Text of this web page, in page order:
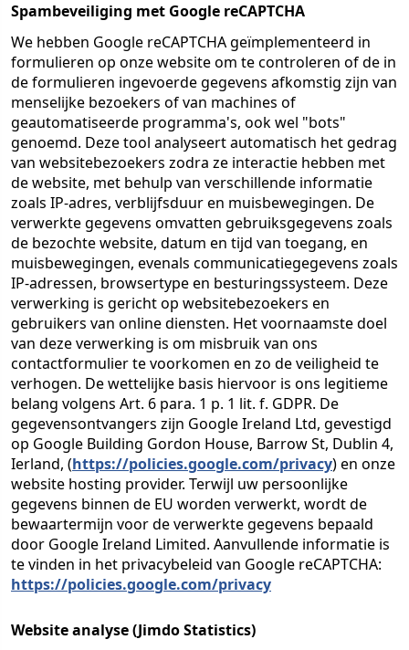
Spambeveiliging met Google reCAPTCHA
We hebben Google reCAPTCHA geïmplementeerd in
formulieren op onze website om te controleren of de in
de formulieren ingevoerde gegevens afkomstig zijn van
menselijke bezoekers of van machines of
geautomatiseerde programma's, ook wel "bots"
genoemd. Deze tool analyseert automatisch het gedrag
van websitebezoekers zodra ze interactie hebben met
de website, met behulp van verschillende informatie
zoals IP-adres, verblijfsduur en muisbewegingen. De
verwerkte gegevens omvatten gebruiksgegevens zoals
de bezochte website, datum en tijd van toegang, en
muisbewegingen, evenals communicatiegegevens zoals
IP-adressen, browsertype en besturingssysteem. Deze
verwerking is gericht op websitebezoekers en
gebruikers van online diensten. Het voornaamste doel
van deze verwerking is om misbruik van ons
contactformulier te voorkomen en zo de veiligheid te
verhogen. De wettelijke basis hiervoor is ons legitieme
belang volgens Art. 6 para. 1 p. 1 lit. f. GDPR. De
gegevensontvangers zijn Google Ireland Ltd, gevestigd
op Google Building Gordon House, Barrow St, Dublin 4,
Ierland, (https://policies.google.com/privacy) en onze
website hosting provider. Terwijl uw persoonlijke
gegevens binnen de EU worden verwerkt, wordt de
bewaartermijn voor de verwerkte gegevens bepaald
door Google Ireland Limited. Aanvullende informatie is
te vinden in het privacybeleid van Google reCAPTCHA:
https://policies.google.com/privacy
Website analyse (Jimdo Statistics)